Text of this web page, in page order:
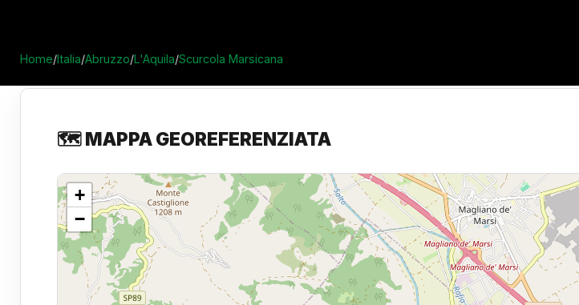
Home/Italia/Abruzzo/L'Aquila/Scurcola Marsicana
🗺️ MAPPA GEOREFERENZIATA
+
−